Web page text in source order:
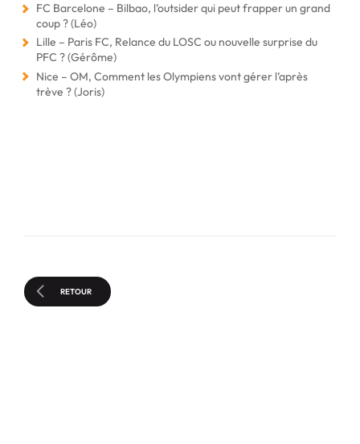
FC Barcelone – Bilbao, l’outsider qui peut frapper un grand
coup ? (Léo)
Lille – Paris FC, Relance du LOSC ou nouvelle surprise du
PFC ? (Gérôme)
Nice – OM, Comment les Olympiens vont gérer l’après
trève ? (Joris)
RETOUR